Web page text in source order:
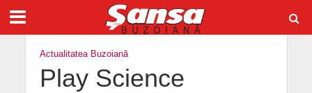
Actualitatea Buzoiană
Play Science